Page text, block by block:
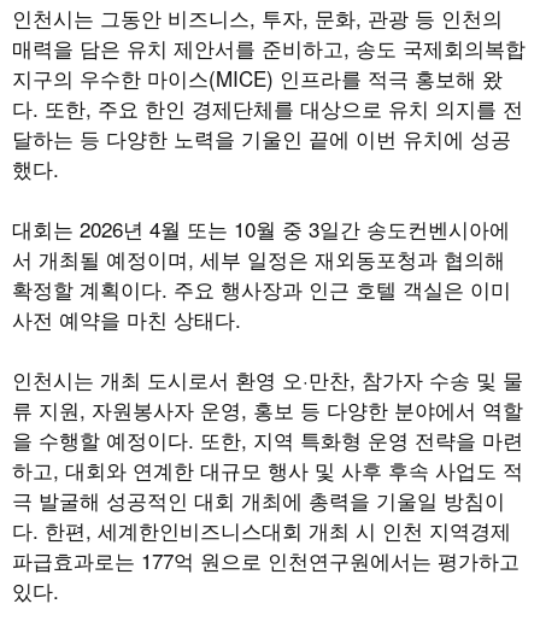
인천시는 그동안 비즈니스, 투자, 문화, 관광 등 인천의
매력을 담은 유치 제안서를 준비하고, 송도 국제회의복합
지구의 우수한 마이스(MICE) 인프라를 적극 홍보해 왔
다. 또한, 주요 한인 경제단체를 대상으로 유치 의지를 전
달하는 등 다양한 노력을 기울인 끝에 이번 유치에 성공
했다.
대회는 2026년 4월 또는 10월 중 3일간 송도컨벤시아에
서 개최될 예정이며, 세부 일정은 재외동포청과 협의해
확정할 계획이다. 주요 행사장과 인근 호텔 객실은 이미
사전 예약을 마친 상태다.
인천시는 개최 도시로서 환영 오·만찬, 참가자 수송 및 물
류 지원, 자원봉사자 운영, 홍보 등 다양한 분야에서 역할
을 수행할 예정이다. 또한, 지역 특화형 운영 전략을 마련
하고, 대회와 연계한 대규모 행사 및 사후 후속 사업도 적
극 발굴해 성공적인 대회 개최에 총력을 기울일 방침이
다. 한편, 세계한인비즈니스대회 개최 시 인천 지역경제
파급효과로는 177억 원으로 인천연구원에서는 평가하고
있다.